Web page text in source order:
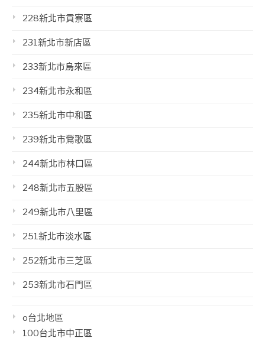
228新北市貢寮區
231新北市新店區
233新北市烏來區
234新北市永和區
235新北市中和區
239新北市鶯歌區
244新北市林口區
248新北市五股區
249新北市八里區
251新北市淡水區
252新北市三芝區
253新北市石門區
o台北地區
100台北市中正區